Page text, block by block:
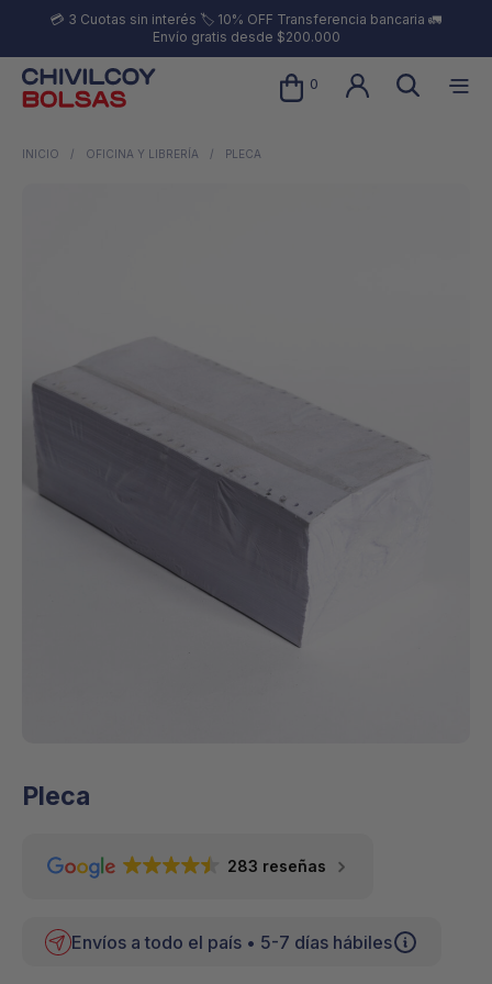
💳 3 Cuotas sin interés 🏷️ 10% OFF Transferencia bancaria 🚛
Envío gratis desde $200.000
0
INICIO / OFICINA Y LIBRERÍA / PLECA
Pleca
283 reseñas
Envíos a todo el país • 5-7 días hábiles